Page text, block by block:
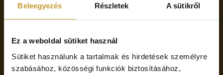
Beleegyezés Részletek A sütikről
Ez a weboldal sütiket használ
Sütiket használunk a tartalmak és hirdetések személyre
szabásához, közösségi funkciók biztosításához,
általános feltételezésekre, hanem valós adatokra épülnek. Ez a
tudatos bőrápolás alapja, amely hosszú távon is támogatja a bőr
BŐRDIAGNOSZTIKA ÉS SZEMÉLYRE SZABOTT
TANÁCSADÁS